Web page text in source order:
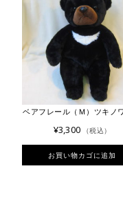
ベアフレール（Ｍ）ツキノ
¥3,300 （税込）
お買い物カゴに追加